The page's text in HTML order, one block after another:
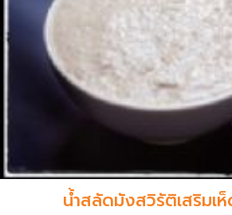
น้ำสลัดมังสวิรัติเสริมเ